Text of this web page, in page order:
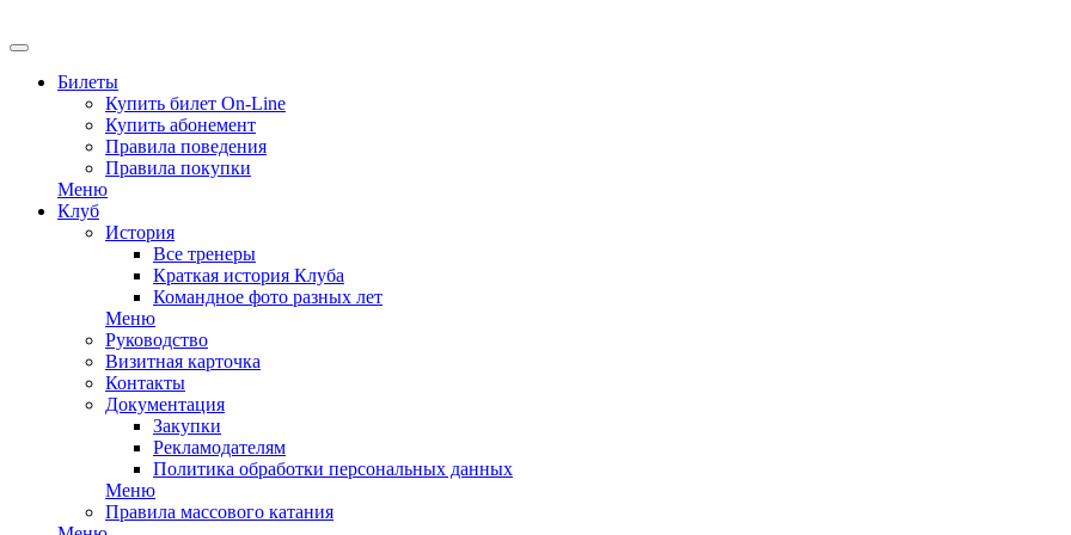
Билеты
Купить билет On-Line
Купить абонемент
Правила поведения
Правила покупки
Меню
Клуб
История
Все тренеры
Краткая история Клуба
Командное фото разных лет
Меню
Руководство
Визитная карточка
Контакты
Документация
Закупки
Рекламодателям
Политика обработки персональных данных
Меню
Правила массового катания